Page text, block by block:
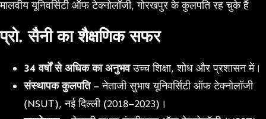
मालवीय यूनिवर्सिटी ऑफ टेक्नोलॉजी, गोरखपुर के कुलपति रह चुके हैं
प्रो. सैनी का शैक्षणिक सफर
34 वर्षों से अधिक का अनुभवउच्च शिक्षा, शोध और प्रशासन में।
संस्थापक कुलपति– नेताजी सुभाष यूनिवर्सिटी ऑफ टेक्नोलॉजी
(NSUT), नई दिल्ली (2018–2023)।